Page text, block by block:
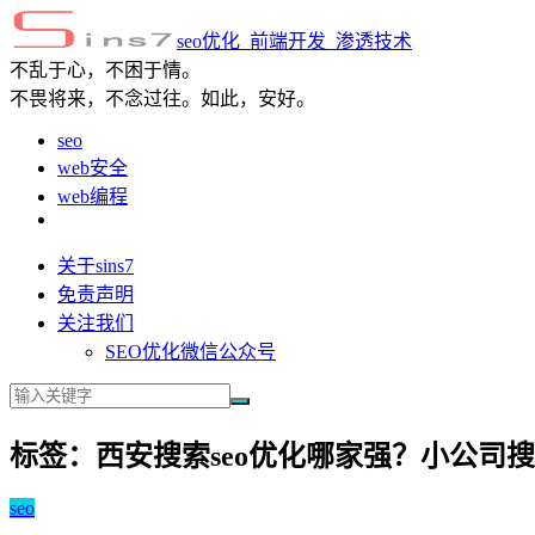
seo优化_前端开发_渗透技术
不乱于心，不困于情。
不畏将来，不念过往。如此，安好。
seo
web安全
web编程
关于sins7
免责声明
关注我们
SEO优化微信公众号
标签：西安搜索seo优化哪家强？小公司
seo